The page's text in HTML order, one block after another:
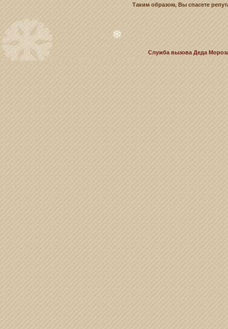
Таким образом, Вы спасете
Служба вызова Деда